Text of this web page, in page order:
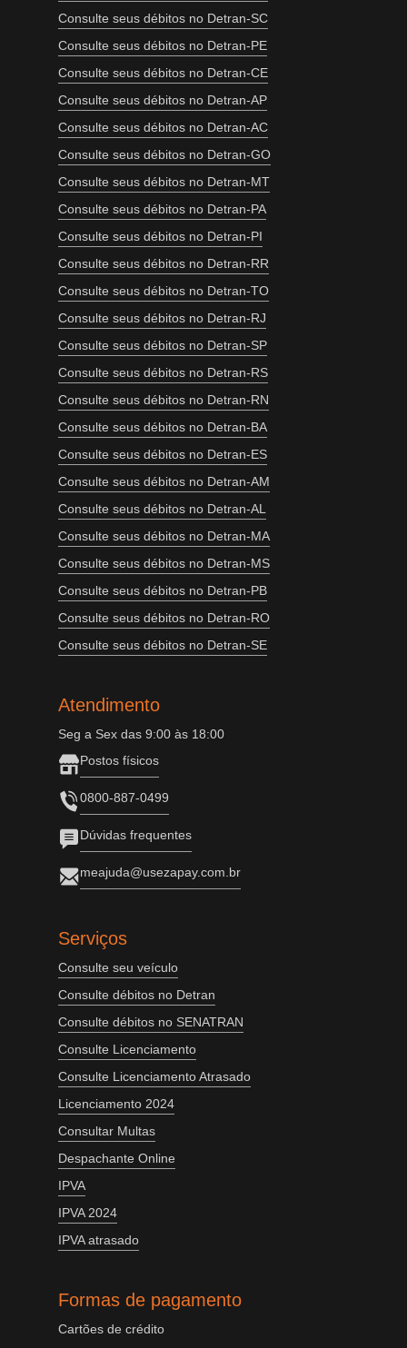
Consulte seus débitos no Detran-SC
Consulte seus débitos no Detran-PE
Consulte seus débitos no Detran-CE
Consulte seus débitos no Detran-AP
Consulte seus débitos no Detran-AC
Consulte seus débitos no Detran-GO
Consulte seus débitos no Detran-MT
Consulte seus débitos no Detran-PA
Consulte seus débitos no Detran-PI
Consulte seus débitos no Detran-RR
Consulte seus débitos no Detran-TO
Consulte seus débitos no Detran-RJ
Consulte seus débitos no Detran-SP
Consulte seus débitos no Detran-RS
Consulte seus débitos no Detran-RN
Consulte seus débitos no Detran-BA
Consulte seus débitos no Detran-ES
Consulte seus débitos no Detran-AM
Consulte seus débitos no Detran-AL
Consulte seus débitos no Detran-MA
Consulte seus débitos no Detran-MS
Consulte seus débitos no Detran-PB
Consulte seus débitos no Detran-RO
Consulte seus débitos no Detran-SE
Atendimento
Seg a Sex das 9:00 às 18:00
Postos físicos
0800-887-0499
Dúvidas frequentes
meajuda@usezapay.com.br
Serviços
Consulte seu veículo
Consulte débitos no Detran
Consulte débitos no SENATRAN
Consulte Licenciamento
Consulte Licenciamento Atrasado
Licenciamento 2024
Consultar Multas
Despachante Online
IPVA
IPVA 2024
IPVA atrasado
Formas de pagamento
Cartões de crédito